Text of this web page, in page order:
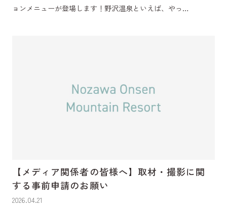
ョンメニューが登場します！野沢温泉といえば、やっ…
【メディア関係者の皆様へ】取材・撮影に関
する事前申請のお願い
2026.04.21